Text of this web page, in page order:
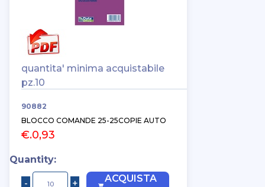
quantita' minima acquistabile
pz.10
90882
BLOCCO COMANDE 25-25COPIE AUTO
€.0,93
Quantity:
ACQUISTA